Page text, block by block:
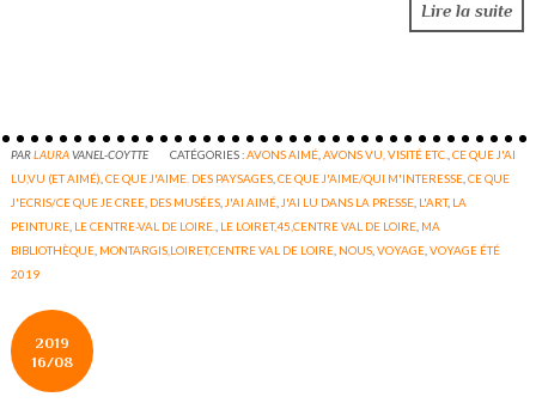
Lire la suite
PARLAURAVANEL-COYTTE CATÉGORIES :AVONS AIMÉ ,AVONS VU, VISITÉ ETC. ,CE QUE J'AI
LU,VU (ET AIMÉ) ,CE QUE J'AIME. DES PAYSAGES ,CE QUE J'AIME/QUI M'INTERESSE ,CE QUE
J'ECRIS/CE QUE JE CREE DES MUSÉES J'AI AIMÉ J'AI LU DANS LA PRESSE L'ART, LA
PEINTURE LE CENTRE-VAL DE LOIRE. LE LOIRET,45,CENTRE VAL DE LOIRE MA
BIBLIOTHÈQUE MONTARGIS,LOIRET,CENTRE VAL DE LOIRE NOUS ,VOYAGE ,VOYAGE ÉTÉ
2019
2019
16/08